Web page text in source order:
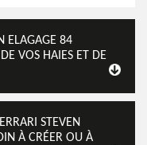
ELAGAGE 84
VOS HAIES ET DE
STEVEN
À CRÉER OU À